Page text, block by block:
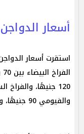
أسعار
استقرت أسعار
والفيومي 90 جنيهًا، والشامورت البلدي 100 جنيه للكيلو.